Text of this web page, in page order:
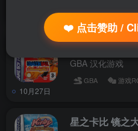
10月27日
10月27日
龙珠大冒险
GBA 汉化游戏
GBA 游戏
星之卡比 镜之
❤️ 点击赞助 /